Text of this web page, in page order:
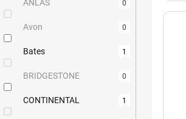
ANLAS 0
Avon 0
Bates 1
BRIDGESTONE 0
CONTINENTAL 1